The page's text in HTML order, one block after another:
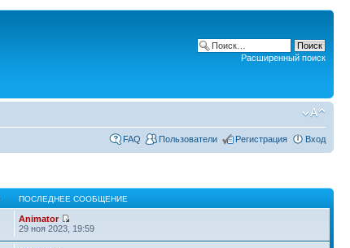
Расширенный поиск
FAQ Пользователи Регистрация Вход
ПОСЛЕДНЕЕ СООБЩЕНИЕ
Animator
29 ноя 2023, 19:59